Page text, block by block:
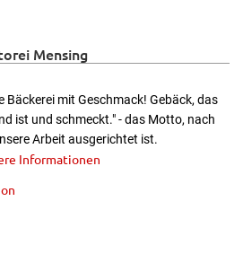
Mensing
Bäckerei mit Geschmack! Gebäck, das
ist und schmeckt." - das Motto, nach
Arbeit ausgerichtet ist.
Informationen